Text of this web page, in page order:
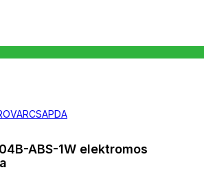
ABS-1W elektromos